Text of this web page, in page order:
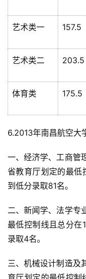
艺术类一 157.5
艺术类二 203.5
体育类 175.5
6.2013年南昌航空大
一、经济学、工商管
省教育厅划定的最低
到低分录取81名。
二、新闻学、法学专
最低控制线且总分在
录取4名。
三、机械设计制造及